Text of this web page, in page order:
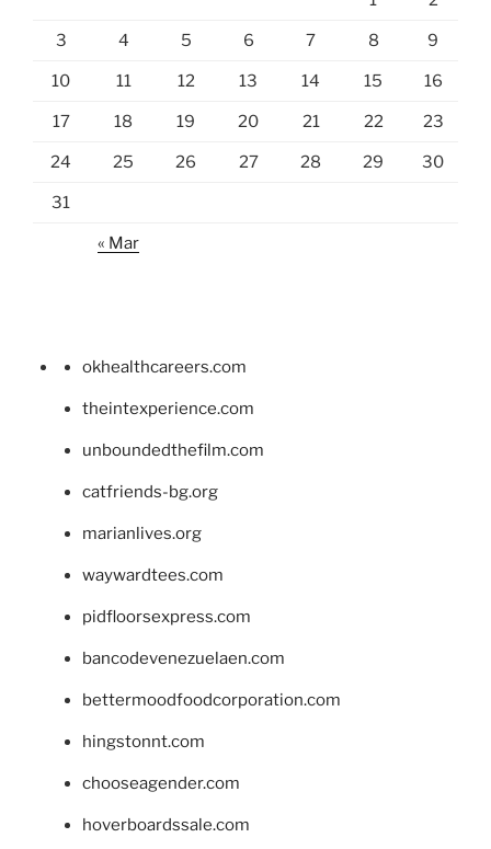
3 4 5 6 7 8 9
10 11 12 13 14 15 16
17 18 19 20 21 22 23
24 25 26 27 28 29 30
31
« Mar
okhealthcareers.com
theintexperience.com
unboundedthefilm.com
catfriends-bg.org
marianlives.org
waywardtees.com
pidfloorsexpress.com
bancodevenezuelaen.com
bettermoodfoodcorporation.com
hingstonnt.com
chooseagender.com
hoverboardssale.com